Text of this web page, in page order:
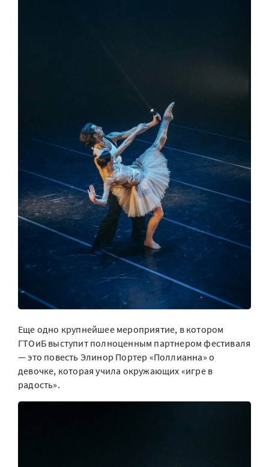
Еще одно крупнейшее мероприятие, в котором
ГТОиБ выступит полноценным партнером фестиваля
— это повесть Элинор Портер «Поллианна» о
девочке, которая учила окружающих «игре в
радость».